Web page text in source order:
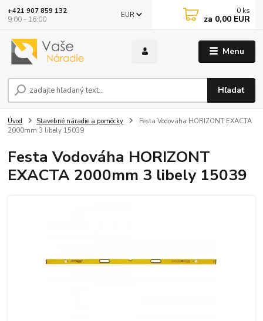
Menu
EUR
Hľadať
+421 907 859 132
9:00 - 16:00
0 ks
za 0,00 EUR
Úvod Stavebné náradie a pomôcky
Festa Vodováha HORIZONT EXACTA
2000mm 3 libely 15039
Festa Vodováha HORIZONT
EXACTA 2000mm 3 libely 15039